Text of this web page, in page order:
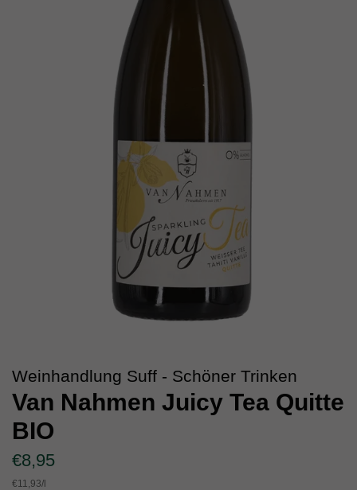
Weinhandlung Suff - Schöner Trinken
Van Nahmen Juicy Tea Quitte
BIO
Normaler
Preis
€8,95
Einzelpreis
€11,93/pro
l